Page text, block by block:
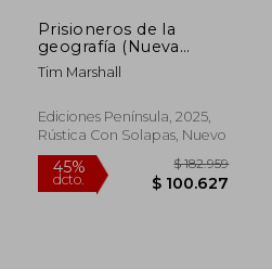
Prisioneros de la
geografía (Nueva
edición revisada y
ampliada)
Tim Marshall
Ediciones Península, 2025,
Rústica Con Solapas, Nuevo